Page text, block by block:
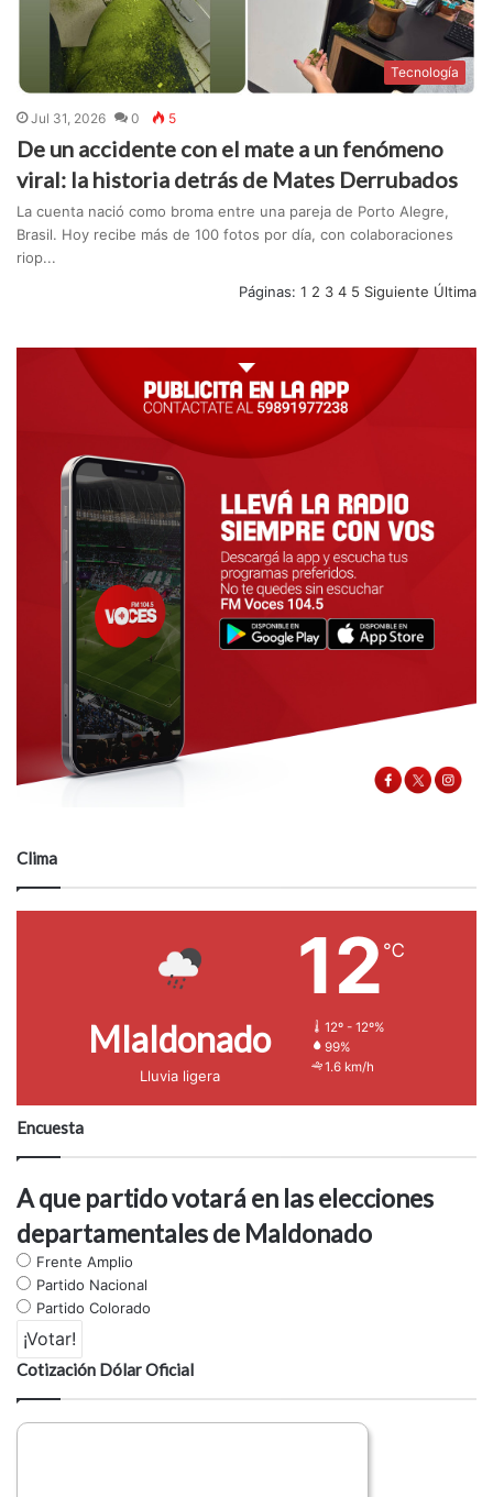
Tecnología
Jul 31, 2026 0 5
De un accidente con el mate a un fenómeno
viral: la historia detrás de Mates Derrubados
La cuenta nació como broma entre una pareja de Porto Alegre,
Brasil. Hoy recibe más de 100 fotos por día, con colaboraciones
riop...
Páginas: 1 2 3 4 5 Siguiente Última
Clima
Mlaldonado
Lluvia ligera
12 ℃
12º - 12º%
99%
1.6 km/h
Encuesta
A que partido votará en las elecciones
departamentales de Maldonado
Frente Amplio
Partido Nacional
Partido Colorado
Cotización Dólar Oficial